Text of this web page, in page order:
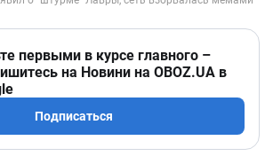
первыми в курсе главного –
на Новини на OBOZ.UA в
Подписаться